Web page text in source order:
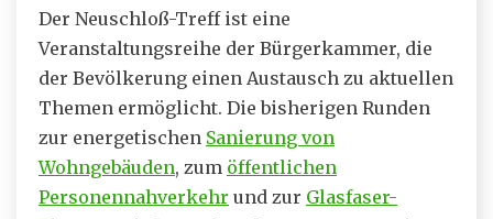
Der Neuschloß-Treff ist eine
Veranstaltungsreihe der Bürgerkammer, die
der Bevölkerung einen Austausch zu aktuellen
Themen ermöglicht. Die bisherigen Runden
zur energetischen Sanierung von
Wohngebäuden, zum öffentlichen
Personennahverkehr und zur Glasfaser-